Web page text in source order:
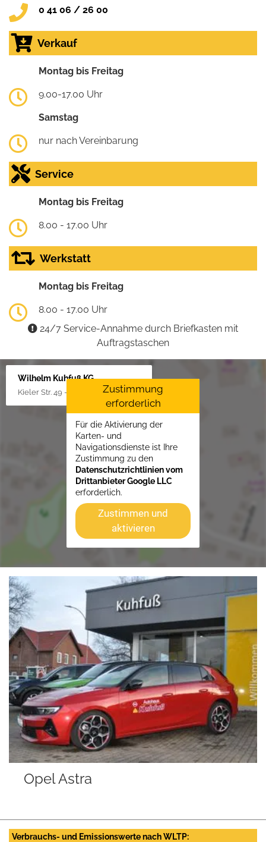
0 41 06 / 26 00
Verkauf
Montag bis Freitag
9.00-17.00 Uhr
Samstag
nur nach Vereinbarung
Service
Montag bis Freitag
8.00 - 17.00 Uhr
Werkstatt
Montag bis Freitag
8.00 - 17.00 Uhr
24/7 Service-Annahme durch Briefkasten mit
Auftragstaschen
Wilhelm Kuhfuß KG
Kieler Str. 49 - 51, 25451 Quickborn
Zustimmung
erforderlich
Für die Aktivierung der
Karten- und
Navigationsdienste ist Ihre
Zustimmung zu den
Datenschutzrichtlinien vom
Drittanbieter Google LLC
erforderlich.
Zustimmen und
aktivieren
Opel Astra
Verbrauchs- und Emissionswerte nach WLTP: